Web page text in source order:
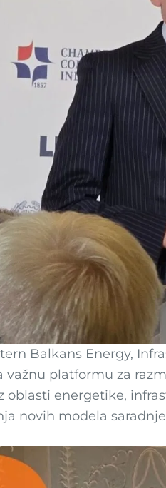
Balkans Energy,
važnu platformu za
oblasti energetike,
novih modela